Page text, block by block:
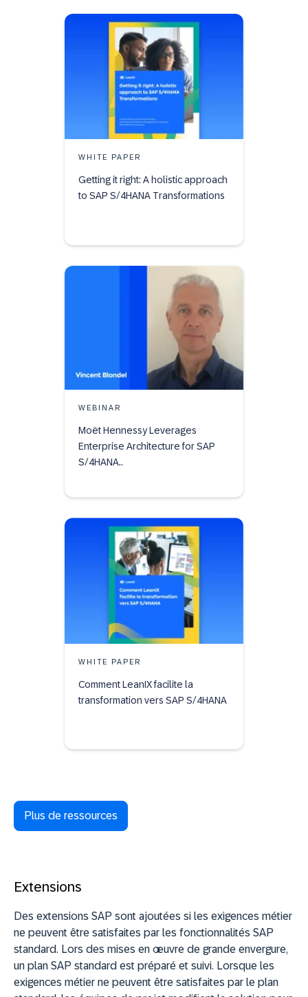
WHITE PAPER
Getting it right: A holistic approach
to SAP S/4HANA Transformations
WEBINAR
Moët Hennessy Leverages
Enterprise Architecture for SAP
S/4HANA..
WHITE PAPER
Comment LeanIX facilite la
transformation vers SAP S/4HANA
Plus de ressources
Extensions
Des extensions SAP sont ajoutées si les exigences métier
ne peuvent être satisfaites par les fonctionnalités SAP
standard. Lors des mises en œuvre de grande envergure,
un plan SAP standard est préparé et suivi. Lorsque les
exigences métier ne peuvent être satisfaites par le plan